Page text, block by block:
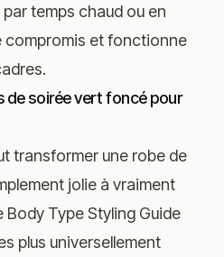
temps chaud ou en
compromis et fonctionne
de soirée vert foncé pour
transformer une robe de
jolie à vraiment
Type Styling Guide
plus universellement